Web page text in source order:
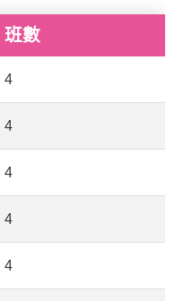
班數
4
4
4
4
4